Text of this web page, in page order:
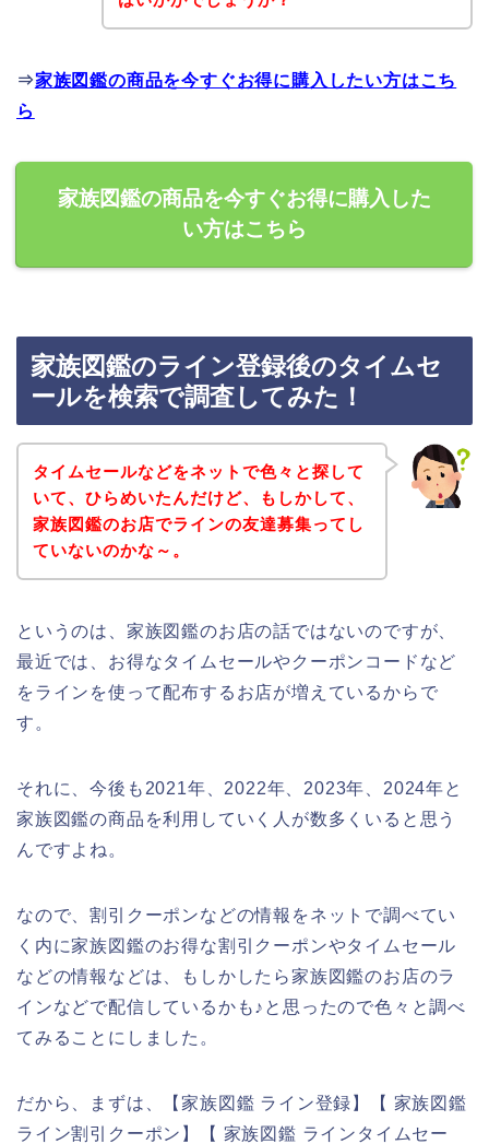
⇒家族図鑑の商品を今すぐお得に購入したい方はこち
ら
家族図鑑の商品を今すぐお得に購入した
い方はこちら
家族図鑑のライン登録後のタイムセ
ールを検索で調査してみた！
タイムセールなどをネットで色々と探して
いて、ひらめいたんだけど、もしかして、
家族図鑑のお店でラインの友達募集ってし
ていないのかな～。
というのは、家族図鑑のお店の話ではないのですが、
最近では、お得なタイムセールやクーポンコードなど
をラインを使って配布するお店が増えているからで
す。
それに、今後も2021年、2022年、2023年、2024年と
家族図鑑の商品を利用していく人が数多くいると思う
んですよね。
なので、割引クーポンなどの情報をネットで調べてい
く内に家族図鑑のお得な割引クーポンやタイムセール
などの情報などは、もしかしたら家族図鑑のお店のラ
インなどで配信しているかも♪と思ったので色々と調べ
てみることにしました。
だから、まずは、【家族図鑑 ライン登録】【 家族図鑑
ライン割引クーポン】【 家族図鑑 ラインタイムセー